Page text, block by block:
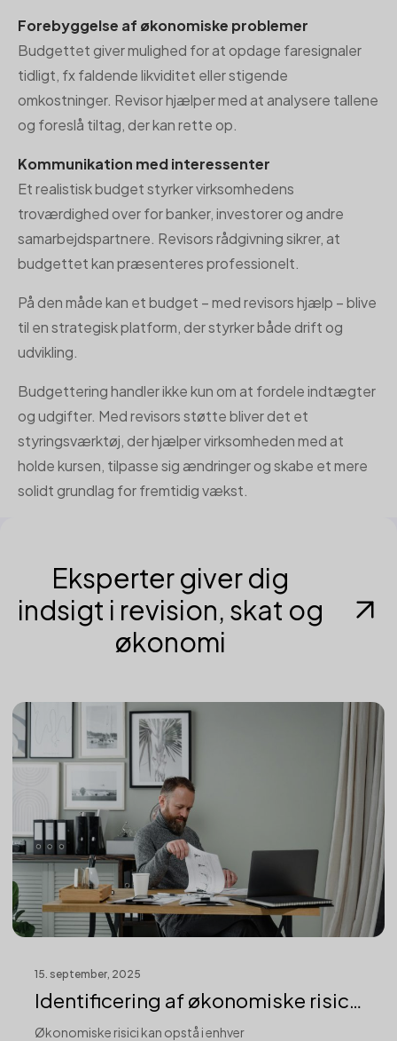
Forebyggelse af økonomiske problemer
Budgettet giver mulighed for at opdage faresignaler
tidligt, fx faldende likviditet eller stigende
omkostninger. Revisor hjælper med at analysere tallene
og foreslå tiltag, der kan rette op.
Kommunikation med interessenter
Et realistisk budget styrker virksomhedens
troværdighed over for banker, investorer og andre
samarbejdspartnere. Revisors rådgivning sikrer, at
budgettet kan præsenteres professionelt.
På den måde kan et budget – med revisors hjælp – blive
til en strategisk platform, der styrker både drift og
udvikling.
Budgettering handler ikke kun om at fordele indtægter
og udgifter. Med revisors støtte bliver det et
styringsværktøj, der hjælper virksomheden med at
holde kursen, tilpasse sig ændringer og skabe et mere
solidt grundlag for fremtidig vækst.
Eksperter giver dig
indsigt i revision, skat og
økonomi
15. september, 2025
Identificering af økonomiske risici
i v...
Økonomiske risici kan opstå i enhver